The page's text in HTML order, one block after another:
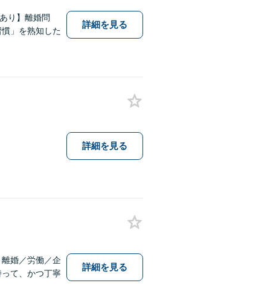
り】離婚問
」を熟知した
詳細を見る
詳細を見る
婚／労働／企
て、かつ丁寧
詳細を見る